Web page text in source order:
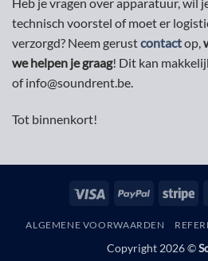
technisch voorstel of moet er
verzorgd? Neem gerustcontactop,
we helpen je graag! Dit kan
of info@soundrent.be.
Tot binnenkort!
Visa PayPal
ALGEMENE VOORWAARDEN
Copyright 2026 ©